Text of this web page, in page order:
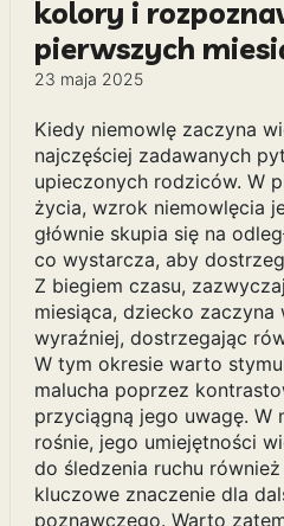
kolory i
pierwszych
23 maja 2025
Kiedy niemowlę zaczyna
najczęściej zadawanych
upieczonych rodziców. W
życia, wzrok niemowlęcia
głównie skupia się na
co wystarcza, aby
Z biegiem czasu,
miesiąca, dziecko zaczyna
wyraźniej, dostrzegając
W tym okresie warto
malucha poprzez
przyciągną jego uwagę. W
rośnie, jego umiejętności
do śledzenia ruchu
kluczowe znaczenie dla
poznawczego. Warto